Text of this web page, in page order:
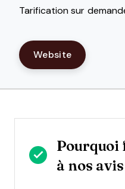
Tarification sur
Website
à nos